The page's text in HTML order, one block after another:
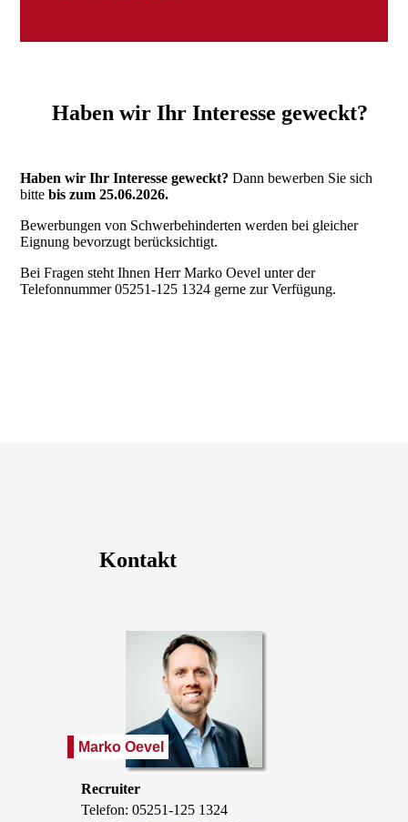
Haben wir Ihr Interesse geweckt?
Haben wir Ihr Interesse geweckt? Dann bewerben Sie sich
bittebis zum 25.06.2026.
Bewerbungen von Schwerbehinderten werden bei gleicher
Eignung bevorzugt berücksichtigt.
Bei Fragen steht Ihnen Herr Marko Oevel unter der
Telefonnummer 05251-125 1324 gerne zur Verfügung.
Kontakt
Marko Oevel
Recruiter
Telefon: 05251-125 1324